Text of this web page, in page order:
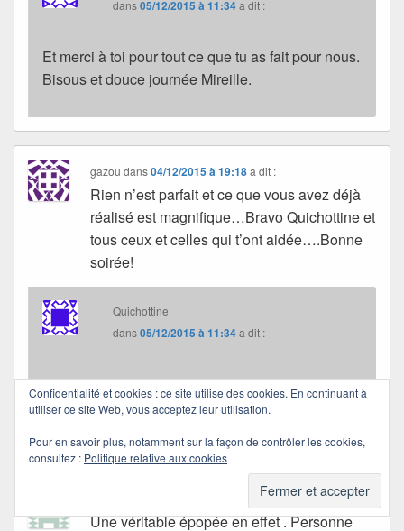
dans05/12/2015 à 11:34a dit :
Et merci à toi pour tout ce que tu as fait pour nous.
Bisous et douce journée Mireille.
gazou dans04/12/2015 à 19:18 a dit :
Rien n’est parfait et ce que vous avez déjà
réalisé est magnifique…Bravo Quichottine et
tous ceux et celles qui t’ont aidée….Bonne
soirée!
Quichottine
dans05/12/2015 à 11:34a dit :
Merci pour tout, Gazou.
Passe une douce journée.
a dit :
Une véritable épopée en effet . Personne
Confidentialité et cookies : ce site utilise des cookies. En continuant à
utiliser ce site Web, vous acceptez leur utilisation.
Pour en savoir plus, notamment sur la façon de contrôler les cookies,
consultez : Politique relative aux cookies